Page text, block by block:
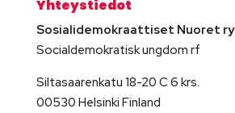
Yhteystiedot
Sosialidemokraattiset Nuoret ry
Socialdemokratisk ungdom rf
Siltasaarenkatu 18-20 C 6 krs.
00530 Helsinki Finland